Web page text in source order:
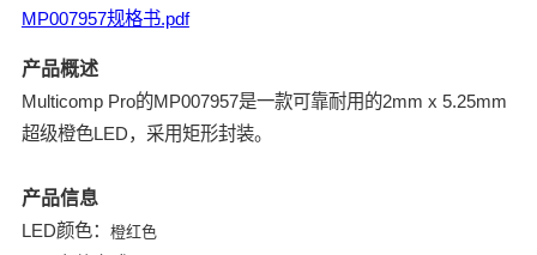
MP007957规格书.pdf
产品概述
Multicomp Pro的MP007957是一款可靠耐用的2mm x 5.25mm
超级橙色LED，采用矩形封装。
产品信息
LED颜色： 橙红色